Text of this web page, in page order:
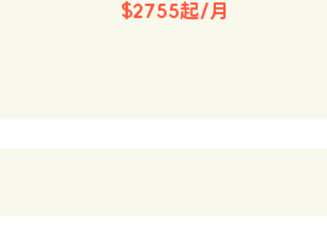
$2755起/月